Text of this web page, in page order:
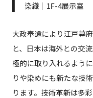
染織｜1F-4展示室
大政奉還により江戸幕
と、日本は海外との交
極的に取り入れるよう
りや染めにも新たな技
ります。技術革新は多